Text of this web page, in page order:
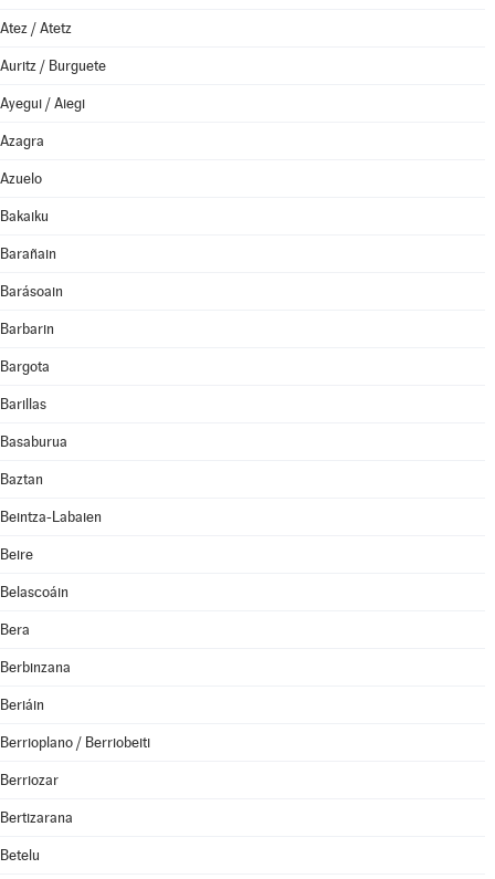
Atez / Atetz
Auritz / Burguete
Ayegui / Aiegi
Azagra
Azuelo
Bakaiku
Barañain
Barásoain
Barbarin
Bargota
Barillas
Basaburua
Baztan
Beintza-Labaien
Beire
Belascoáin
Bera
Berbinzana
Beriáin
Berrioplano / Berriobeiti
Berriozar
Bertizarana
Betelu